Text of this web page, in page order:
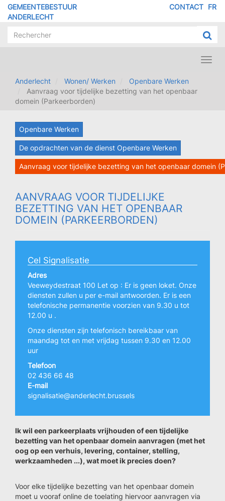
Overslaan
GEMEENTEBESTUUR
ANDERLECHT
FR
CONTACT
Anderlecht
Wonen/ Werken
Openbare Werken
Aanvraag voor tijdelijke bezetting van het openbaar
domein (Parkeerborden)
Openbare Werken
De opdrachten van de dienst Openbare Werken
Aanvraag voor tijdelijke bezetting van het openbaar domein
AANVRAAG VOOR TIJDELIJKE
BEZETTING VAN HET OPENBAAR
DOMEIN (PARKEERBORDEN)
Cel Signalisatie
Adres
Veeweydestraat 100 Let op : Er is geen loket. Onze
diensten zullen u per e-mail antwoorden. Er is een
telefonische permanentie voorzien van 9.30 u tot
12.00 u .
Onze diensten zijn telefonisch bereikbaar van
maandag tot en met vrijdag tussen 9.30 en 12.00
uur
Telefoon
02 436 66 48
E-mail
signalisatie@anderlecht.brussels
Ik wil een parkeerplaats vrijhouden of een tijdelijke
bezetting van het openbaar domein aanvragen (met het
oog op een verhuis, levering, container, stelling,
werkzaamheden ...), wat moet ik precies doen?
Voor elke tijdelijke bezetting van het openbaar domein
moet u vooraf online de toelating hiervoor aanvragen via